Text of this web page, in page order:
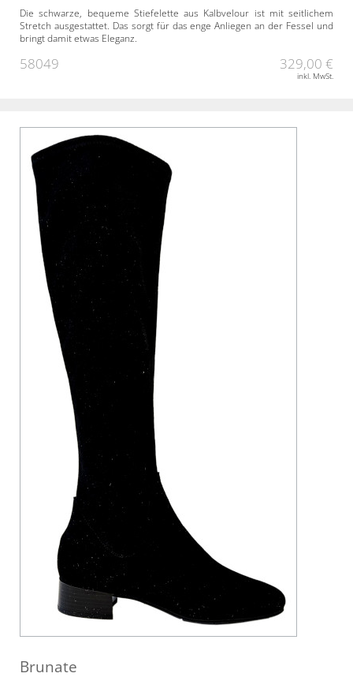
Die schwarze, bequeme Stiefelette aus Kalbvelour ist mit seitlichem
Stretch ausgestattet. Das sorgt für das enge Anliegen an der Fessel und
bringt damit etwas Eleganz.
58049 329,00 €
inkl. MwSt.
Brunate